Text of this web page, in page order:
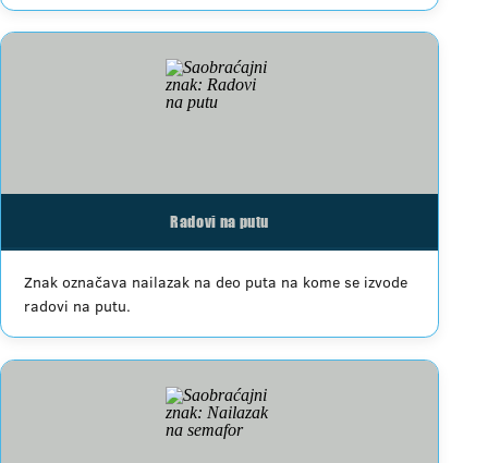
Radovi na putu
Znak označava nailazak na deo puta na kome se izvode
radovi na putu.